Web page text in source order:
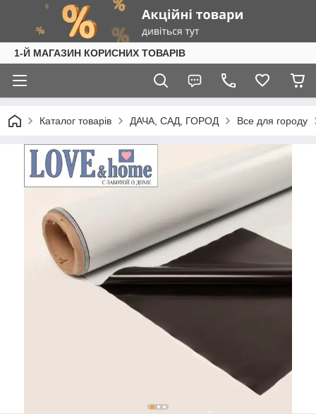
1-Й МАГАЗИН КОРИСНИХ ТОВАРІВ
Каталог товарів ДАЧА, САД, ГОРОД Все для городу